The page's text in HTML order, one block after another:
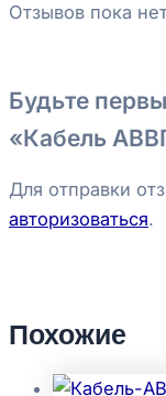
Отзывов пока
Будьте
«Кабель
Для отправки
авторизоваться.
Похожие